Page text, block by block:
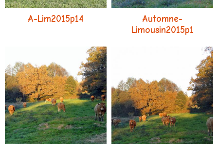
A-Lim2015p14
Automne-
Limousin2015p1